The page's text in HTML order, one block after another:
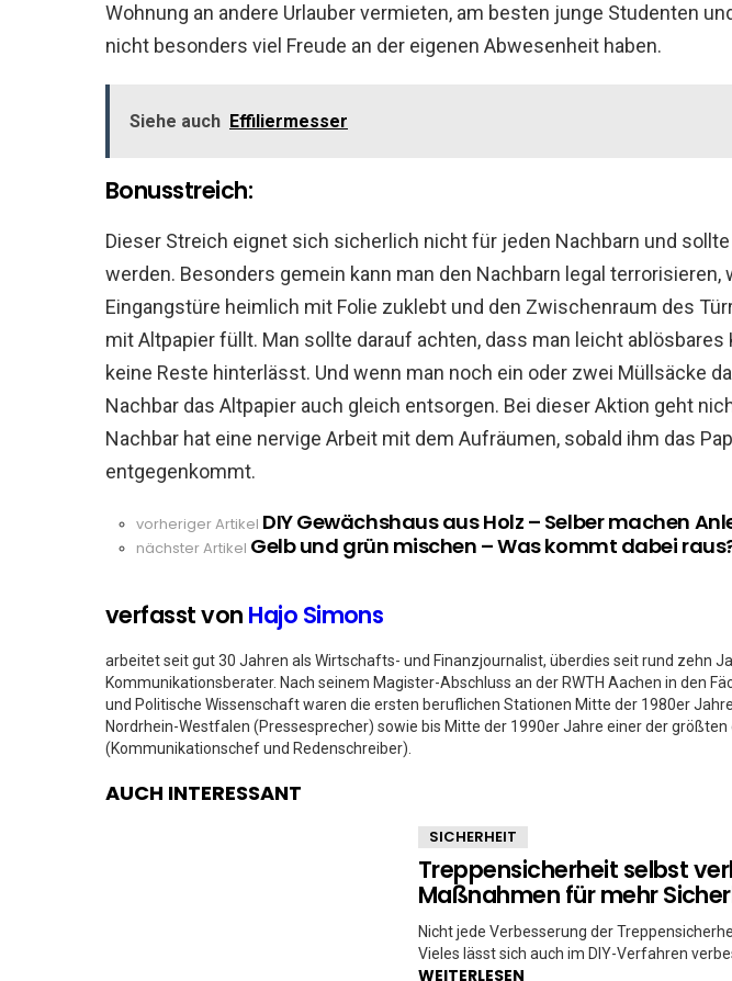
Wohnung an andere Urlauber vermieten, am besten junge Studenten
nicht besonders viel Freude an der eigenen Abwesenheit haben.
Siehe auch Effiliermesser
Bonusstreich:
Dieser Streich eignet sich sicherlich nicht für jeden Nachbarn und
werden. Besonders gemein kann man den Nachbarn legal terrorisieren,
Eingangstüre heimlich mit Folie zuklebt und den Zwischenraum des
mit Altpapier füllt. Man sollte darauf achten, dass man leicht ablösbares
keine Reste hinterlässt. Und wenn man noch ein oder zwei Müllsäcke
Nachbar das Altpapier auch gleich entsorgen. Bei dieser Aktion geht
Nachbar hat eine nervige Arbeit mit dem Aufräumen, sobald ihm das
entgegenkommt.
See
more
vorheriger Artikel DIY Gewächshaus aus Holz – Selber machen
nächster Artikel Gelb und grün mischen – Was kommt dabei
verfasst von Hajo Simons
arbeitet seit gut 30 Jahren als Wirtschafts- und Finanzjournalist, überdies seit rund zehn
Kommunikationsberater. Nach seinem Magister-Abschluss an der RWTH Aachen in den
und Politische Wissenschaft waren die ersten beruflichen Stationen Mitte der 1980er
Nordrhein-Westfalen (Pressesprecher) sowie bis Mitte der 1990er Jahre einer der
(Kommunikationschef und Redenschreiber).
AUCH INTERESSANT
SICHERHEIT
Treppensicherheit selbst
Maßnahmen für mehr
Nicht jede Verbesserung der
Vieles lässt sich auch im DIY-Verfahren
WEITERLESEN